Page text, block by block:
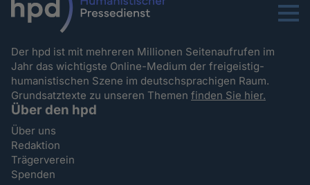
Menu
Der hpd ist mit mehreren Millionen Seitenaufrufen im
Jahr das wichtigste Online-Medium der freigeistig-
humanistischen Szene im deutschsprachigen Raum.
Grundsatztexte zu unseren Themenfinden Sie hier.
Über den hpd
Über uns
Redaktion
Trägerverein
Spenden